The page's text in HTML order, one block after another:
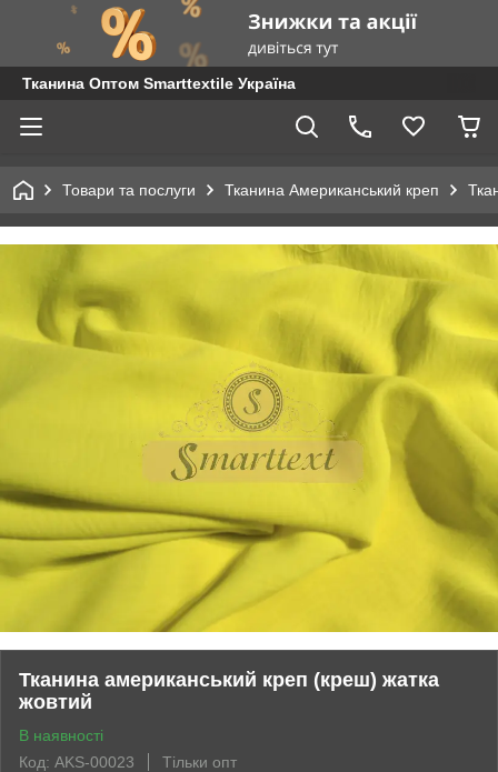
Тканина Оптом Smarttextile Україна
Товари та послуги Тканина Американський креп
Тканина американський креп (креш) жатка
жовтий
В наявності
Код: AKS-00023
Тільки опт